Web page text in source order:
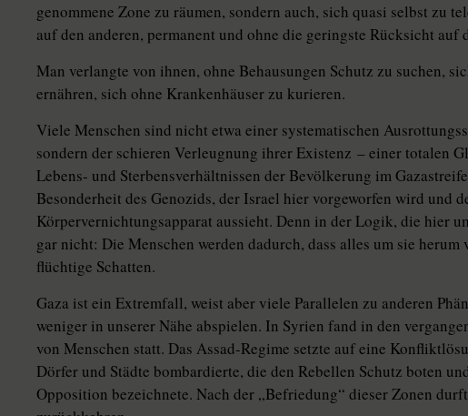
genommene Zone zu räumen, sondern auch, sich quasi selbst zu
auf den anderen, permanent und ohne die geringste Rücksicht auf
Man verlangte von ihnen, ohne Behausungen Schutz zu suchen,
ernähren, sich ohne Krankenhäuser zu kurieren.
Viele Menschen sind nicht etwa einer systematischen
sondern der schieren Verleugnung ihrer Existenz – einer totalen
Lebens- und Sterbensverhältnissen der Bevölkerung im
Besonderheit des Genozids, der ­Israel hier vorgeworfen wird und
Körpervernichtungsapparat aussieht. Denn in der Logik, die hier
gar nicht: Die Menschen werden dadurch, dass alles um sie
flüchtige Schatten.
Gaza ist ein Extremfall, weist aber viele Parallelen zu anderen
weniger in unserer Nähe abspielen. In Syrien fand in den
von Menschen statt. Das Assad-Regime setzte auf eine
Dörfer und Städte bombardierte, die den Rebellen Schutz boten
Opposition bezeichnete. Nach der „Befriedung“ dieser Zonen